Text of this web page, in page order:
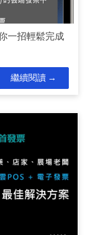
一招輕鬆完成
繼續閱讀